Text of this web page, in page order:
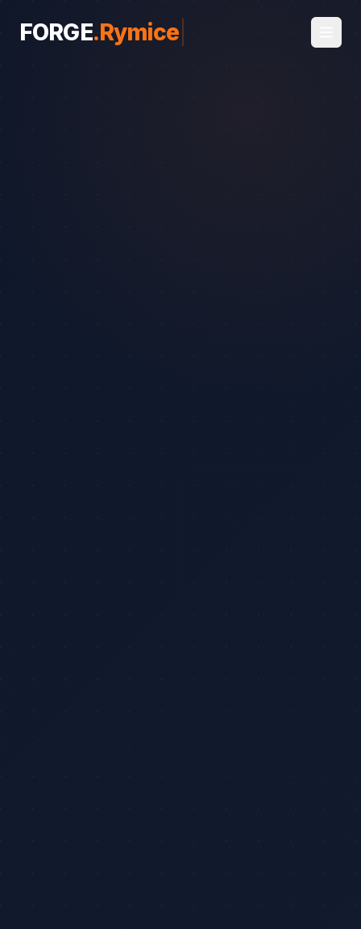
FORGE.Rymice|